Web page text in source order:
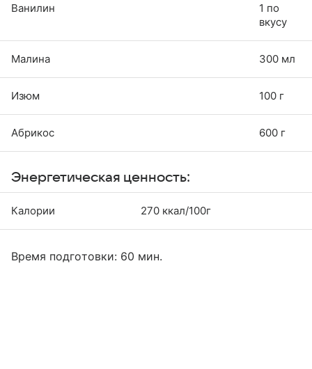
Ванилин
1 по
вкусу
Малина 300 мл
Изюм 100 г
Абрикос 600 г
Энергетическая ценность:
Калории 270 ккал/100г
Время подготовки: 60 мин.